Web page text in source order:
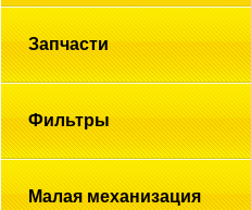
Запчасти
Фильтры
Малаямеханизация